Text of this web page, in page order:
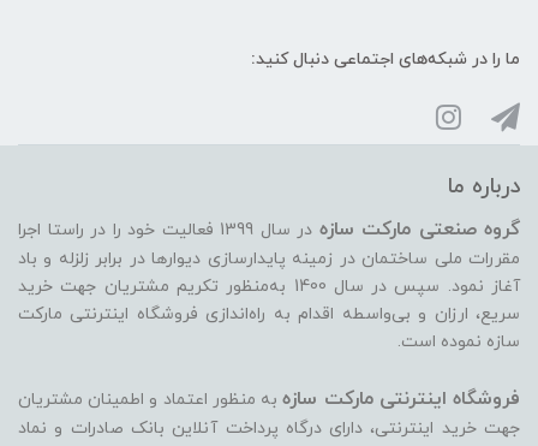
ما را در شبکه‌های اجتماعی دنبال کنید:
درباره ما
گروه صنعتی مارکت سازه
در سال 1399 فعالیت خود را در راستا اجرا
مقررات ملی ساختمان در زمینه پایدارسازی دیوارها در برابر زلزله و باد
آغاز نمود. سپس در سال 1400 به‌منظور تکریم مشتریان جهت خرید
سریع، ارزان و بی‌واسطه اقدام به راه‌اندازی فروشگاه اینترنتی مارکت
سازه نموده است.
فروشگاه اینترنتی مارکت سازهبه منظور اعتماد و اطمینان مشتریان
جهت خرید اینترنتی، دارای درگاه پرداخت آنلاین بانک صادرات و نماد